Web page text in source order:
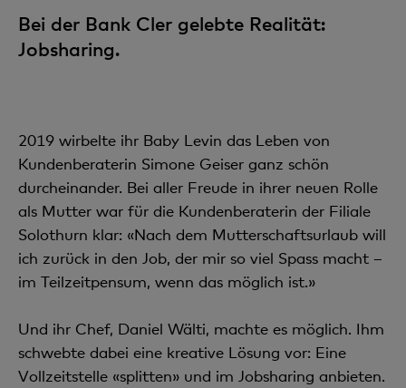
Bei der Bank Cler gelebte Realität:
Jobsharing.
2019 wirbelte ihr Baby Levin das Leben von
Kundenberaterin Simone Geiser ganz schön
durcheinander. Bei aller Freude in ihrer neuen Rolle
als Mutter war für die Kundenberaterin der Filiale
Solothurn klar: «Nach dem Mutterschaftsurlaub will
ich zurück in den Job, der mir so viel Spass macht –
im Teilzeitpensum, wenn das möglich ist.»
Und ihr Chef, Daniel Wälti, machte es möglich. Ihm
schwebte dabei eine kreative Lösung vor: Eine
Vollzeitstelle «splitten» und im Jobsharing anbieten.